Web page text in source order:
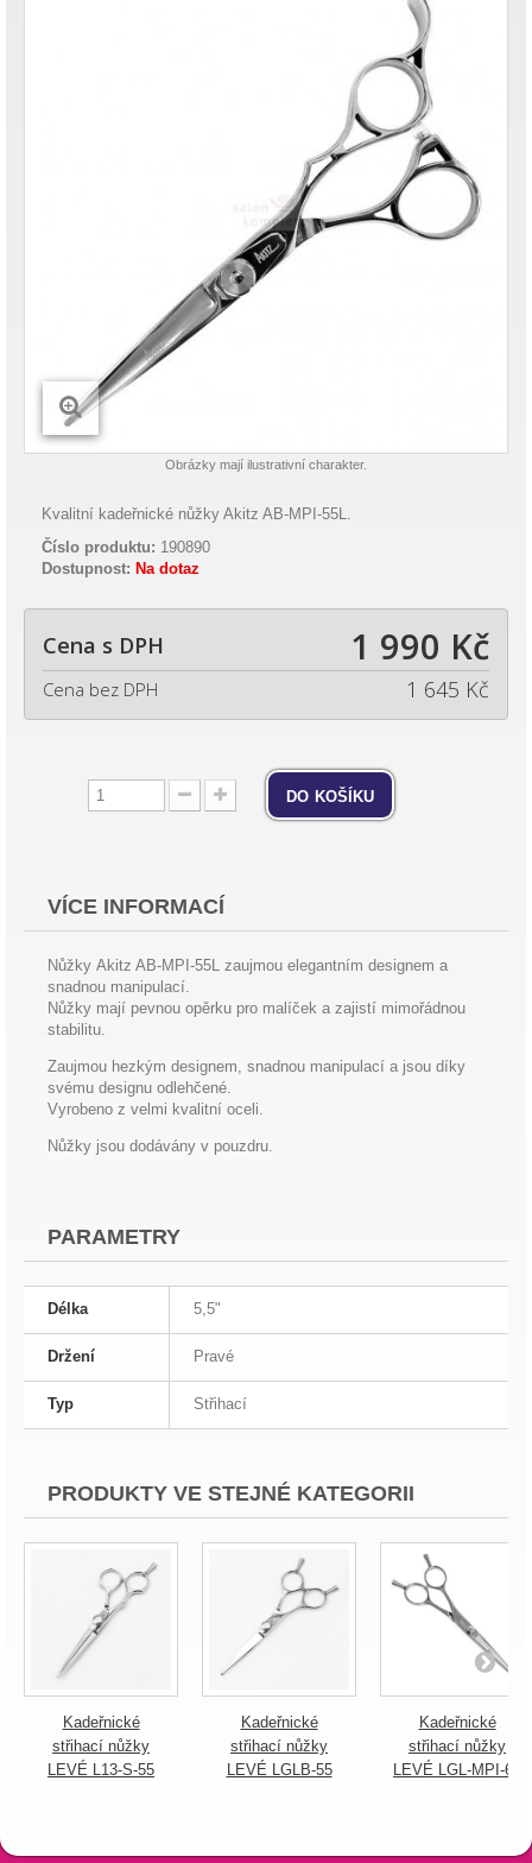
Obrázky mají ilustrativní charakter.
Kvalitní kadeřnické nůžky Akitz AB-MPI-55L.
Číslo produktu: 190890
Dostupnost: Na dotaz
Cena s DPH 1 990 Kč
Cena bez DPH 1 645 Kč
do košíku
VÍCE INFORMACÍ
Nůžky Akitz AB-MPI-55L zaujmou elegantním designem a
snadnou manipulací.
Nůžky mají pevnou opěrku pro malíček a zajistí mimořádnou
stabilitu.
Zaujmou hezkým designem, snadnou manipulací a jsou díky
svému designu odlehčené.
Vyrobeno z velmi kvalitní oceli.
Nůžky jsou dodávány v pouzdru.
PARAMETRY
Délka 5,5"
Držení Pravé
Typ Střihací
PRODUKTY VE STEJNÉ KATEGORII
Kadeřnické
střihací nůžky
LEVÉ L13-S-55
Kadeřnické
střihací nůžky
LEVÉ LGLB-55
Kadeřnické
střihací nůžky
LEVÉ LGL-MPI-60